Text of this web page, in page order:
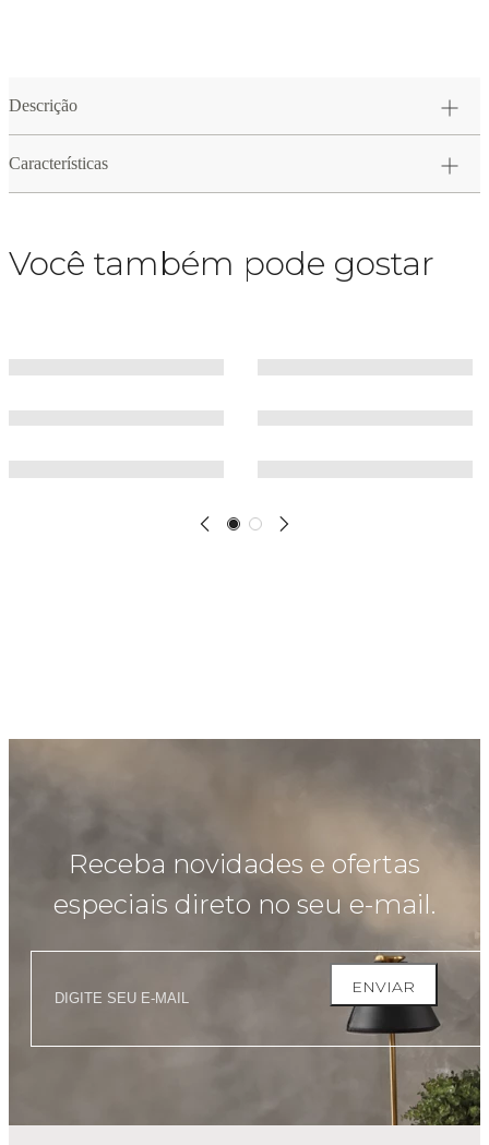
Descrição
Características
Você também pode gostar
Receba novidades e ofertas
especiais direto no seu e-mail.
ENVIAR